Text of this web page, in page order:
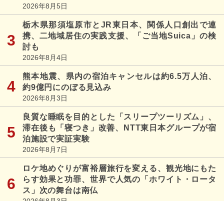
2026年8月5日
栃木県那須塩原市とJR東日本、関係人口創出で連
携、二地域居住の実践支援、「ご当地Suica」の検
討も
2026年8月4日
熊本地震、県内の宿泊キャンセルは約6.5万人泊、
約9億円にのぼる見込み
2026年8月3日
良質な睡眠を目的とした「スリープツーリズム」、
滞在後も「寝つき」改善、NTT東日本グループが宿
泊施設で実証実験
2026年8月7日
ロケ地めぐりが富裕層旅行を変える、観光地にもた
らす効果と功罪、世界で人気の「ホワイト・ロータ
ス」次の舞台は南仏